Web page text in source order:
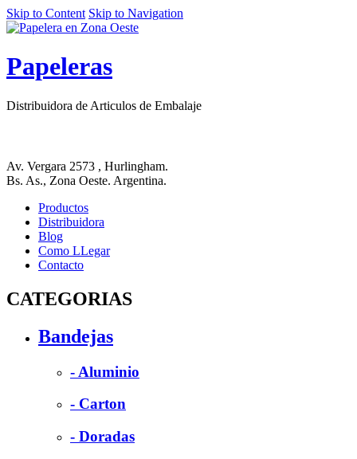
Skip to Content Skip to Navigation
Papeleras
Distribuidora de Articulos de Embalaje
Av. Vergara 2573 , Hurlingham.
Bs. As., Zona Oeste. Argentina.
Productos
Distribuidora
Blog
Como LLegar
Contacto
CATEGORIAS
Bandejas
- Aluminio
- Carton
- Doradas